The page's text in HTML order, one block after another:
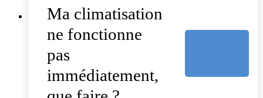
Ma climatisation
ne fonctionne
pas
immédiatement,